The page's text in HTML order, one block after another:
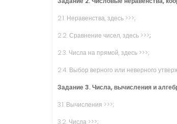
2.1. Неравенства, здесь >>>;
2.2. Сравнение чисел, здесь >>>;
2.3. Числа на прямой, здесь >>>;
2.4. Выбор верного или неверного
Задание 3. Числа, вычисления и
3.1. Вычисления >>>;
3.2. Числа >>>;